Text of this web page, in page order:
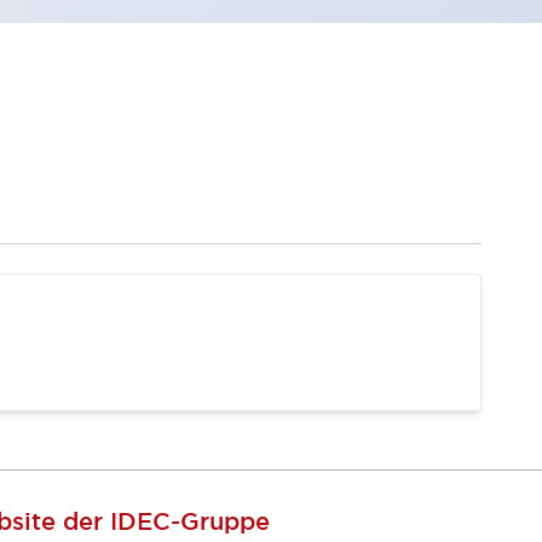
der IDEC-Gruppe